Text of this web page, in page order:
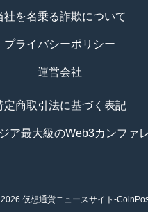
社を名乗る詐欺について
プライバシーポリシー
運営会社
定商取引法に基づく表記
ア最大級のWeb3カンファ
仮想通貨ニュースサイト-